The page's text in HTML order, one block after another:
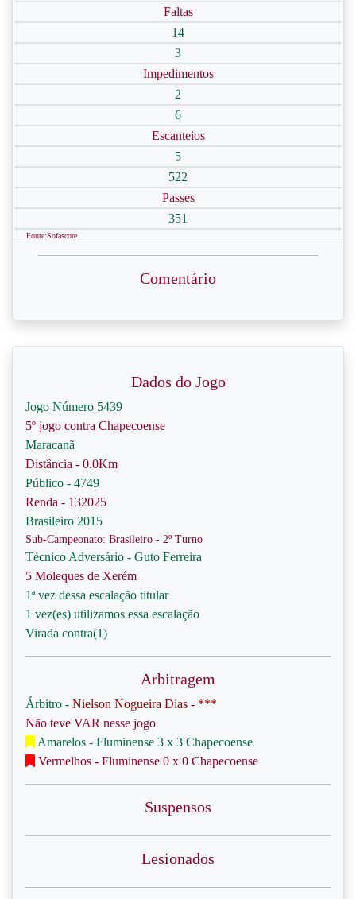
Faltas
14
3
Impedimentos
2
6
Escanteios
5
522
Passes
351
Fonte:Sofascore
Comentário
Dados do Jogo
Jogo Número 5439
5º jogo contra Chapecoense
Maracanã
Distância - 0.0Km
Público - 4749
Renda - 132025
Brasileiro 2015
Sub-Campeonato: Brasileiro - 2º Turno
Técnico Adversário - Guto Ferreira
5 Moleques de Xerém
1ª vez dessa escalação titular
1 vez(es) utilizamos essa escalação
Virada contra(1)
Arbitragem
Árbitro - Nielson Nogueira Dias - ***
Não teve VAR nesse jogo
Amarelos - Fluminense 3 x 3 Chapecoense
Vermelhos - Fluminense 0 x 0 Chapecoense
Suspensos
Lesionados